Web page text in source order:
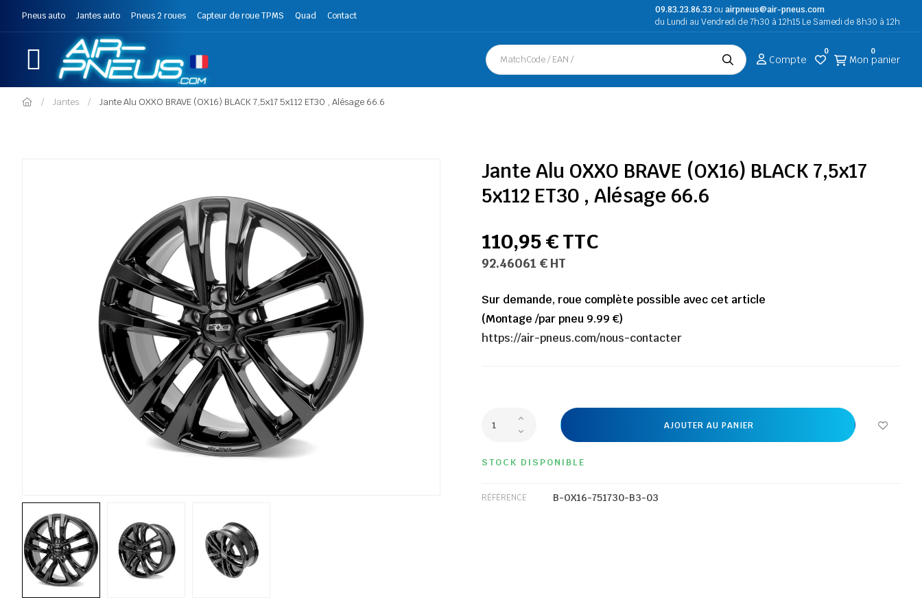
Pneus auto Jantes auto Pneus 2 roues Capteur de roue TPMS Quad Contact
09.83.23.86.33ou airpneus@air-pneus.com
du Lundi au Vendredi de 7h30 à 12h15 Le Samedi de 8h30 à 12h
Compte
0
Mon panier
0
Jantes Jante Alu OXXO BRAVE (OX16) BLACK 7,5x17 5x112 ET30 , Alésage 66.6
Jante Alu OXXO BRAVE (OX16) BLACK 7,5x17
5x112 ET30 , Alésage 66.6
110,95 € TTC
92.46061 € HT
Sur demande, roue complète possible avec cet article
(Montage /par pneu 9.99 €)
https://air-pneus.com/nous-contacter
AJOUTER AU PANIER
STOCK DISPONIBLE
RÉFÉRENCE B-OX16-751730-B3-03